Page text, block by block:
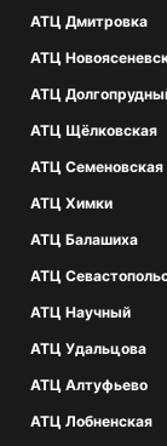
АТЦ Дмитровка
АТЦ
АТЦ
АТЦ Щёлковская
АТЦ Семеновская
АТЦ Химки
АТЦ Балашиха
АТЦ
АТЦ Научный
АТЦ Удальцова
АТЦ Алтуфьево
АТЦ Лобненская